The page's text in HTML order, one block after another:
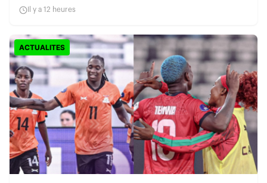
Il y a 12 heures
ACTUALITES